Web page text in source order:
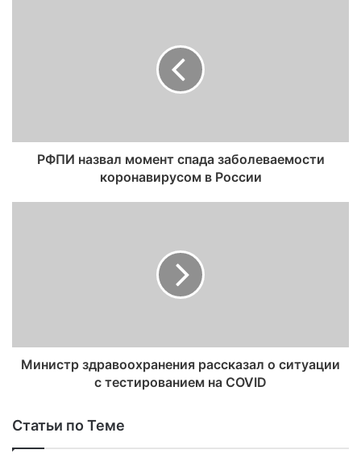
РФПИ назвал момент спада заболеваемости
коронавирусом в России
Министр здравоохранения рассказал о ситуации
с тестированием на COVID
Статьи по Теме